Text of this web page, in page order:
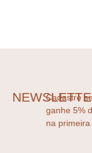
Cadastre
ganhe 5%
na